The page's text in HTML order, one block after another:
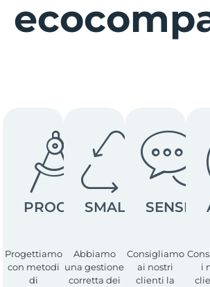
PROGETTAZIONE
Progettiamo
con metodi
di
SMALTIMENTO
Abbiamo
una gestione
corretta dei
Consigliamo
ai nostri
clienti la
i